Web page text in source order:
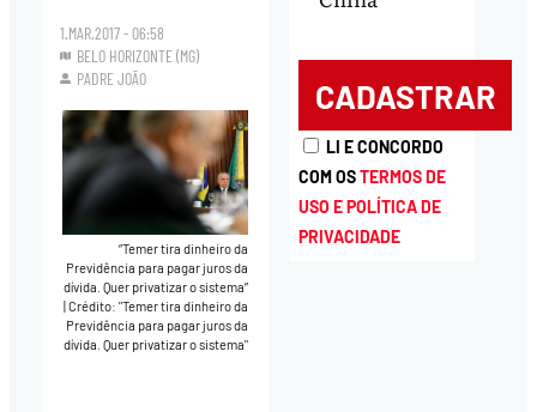
1.MAR.2017 - 06:58
BELO HORIZONTE (MG)
PADRE JOÃO
“Temer tira dinheiro da
Previdência para pagar juros da
dívida. Quer privatizar o sistema”
|Crédito: "Temer tira dinheiro da
Previdência para pagar juros da
dívida. Quer privatizar o sistema"
LI E CONCORDO
COM OSTERMOS DE
USO E POLÍTICA DE
PRIVACIDADE